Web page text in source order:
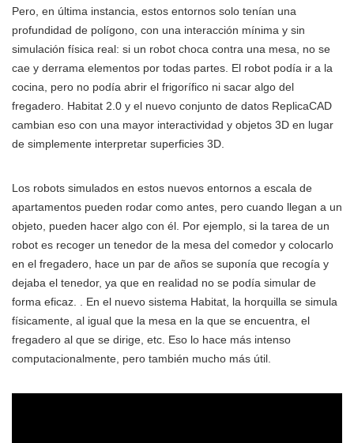
Pero, en última instancia, estos entornos solo tenían una
profundidad de polígono, con una interacción mínima y sin
simulación física real: si un robot choca contra una mesa, no se
cae y derrama elementos por todas partes. El robot podía ir a la
cocina, pero no podía abrir el frigorífico ni sacar algo del
fregadero. Habitat 2.0 y el nuevo conjunto de datos ReplicaCAD
cambian eso con una mayor interactividad y objetos 3D en lugar
de simplemente interpretar superficies 3D.
Los robots simulados en estos nuevos entornos a escala de
apartamentos pueden rodar como antes, pero cuando llegan a un
objeto, pueden hacer algo con él. Por ejemplo, si la tarea de un
robot es recoger un tenedor de la mesa del comedor y colocarlo
en el fregadero, hace un par de años se suponía que recogía y
dejaba el tenedor, ya que en realidad no se podía simular de
forma eficaz. . En el nuevo sistema Habitat, la horquilla se simula
físicamente, al igual que la mesa en la que se encuentra, el
fregadero al que se dirige, etc. Eso lo hace más intenso
computacionalmente, pero también mucho más útil.